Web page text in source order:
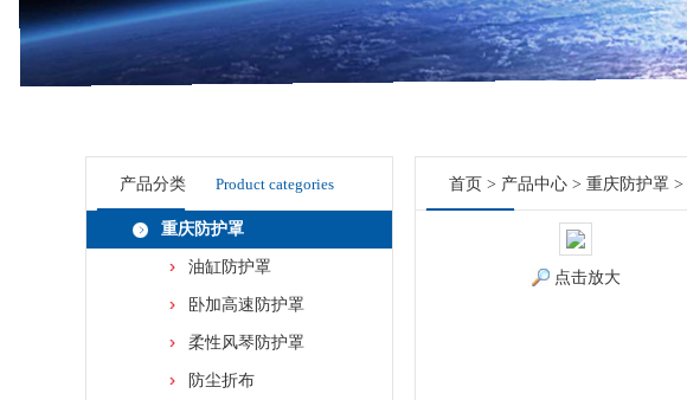
产品分类 Product categories
重庆防护罩
油缸防护罩
卧加高速防护罩
柔性风琴防护罩
防尘折布
首页 > 产品中心 > 重庆防护罩 >
点击放大